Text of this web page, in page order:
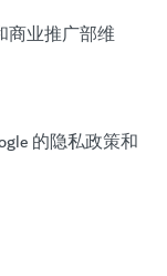
商业推广部维
的隐私政策和